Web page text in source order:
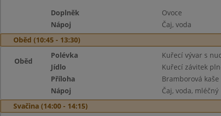
Doplněk
Ovoce
Nápoj
Čaj, voda
Oběd (10:45 - 13:30)
Oběd
Polévka
Kuřecí vývar s
Jídlo
Kuřecí závitek
Příloha
Bramborová kaše
Nápoj
Čaj, voda,
Svačina (14:00 - 14:15)